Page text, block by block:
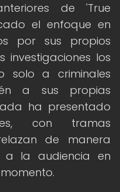
de 'True
el enfoque en
por sus propios
investigaciones los
solo a criminales
a sus propias
ha presentado
con tramas
de manera
a la audiencia en